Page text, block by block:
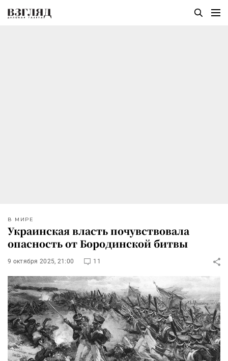
В МИРЕ
Украинская власть почувствовала
опасность от Бородинской битвы
9 октября 2025, 21:00 11